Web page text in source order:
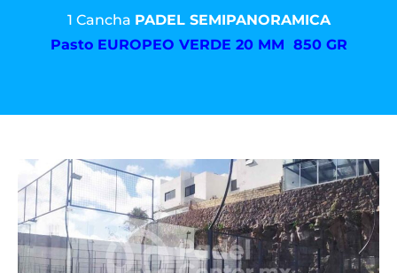
1 Cancha PADEL SEMIPANORAMICA
Pasto EUROPEO VERDE 20 MM 850 GR